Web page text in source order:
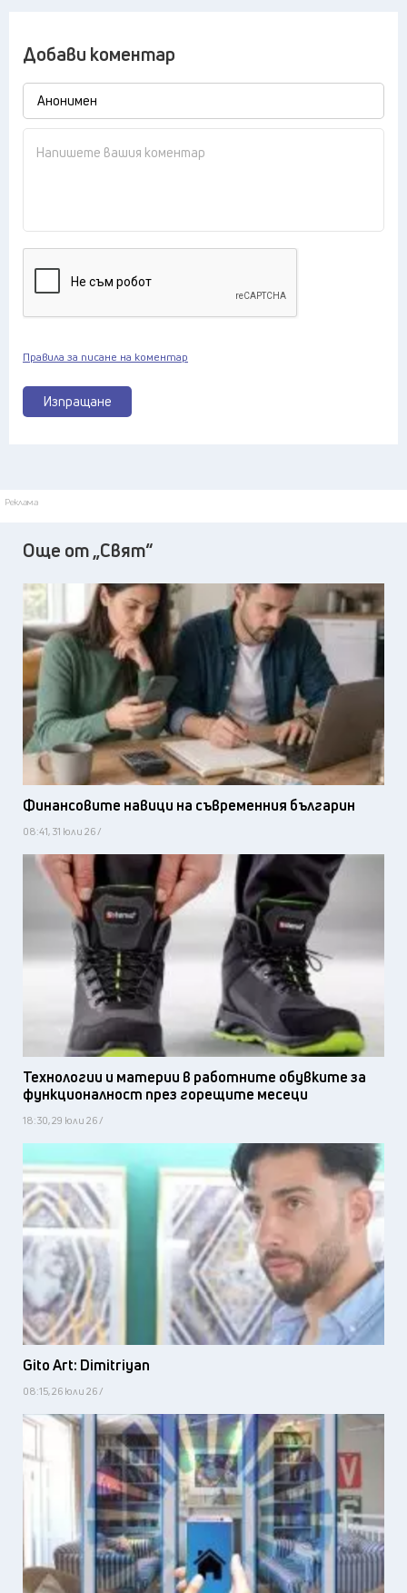
Добави коментар
Изпращане
Правила за писане на коментар
Реклама
Още от „Свят“
Финансовите навици на съвременния българин
08:41, 31 юли 26 /
Технологии и материи в работните обувките за
функционалност през горещите месеци
18:30, 29 юли 26 /
Gito Art: Dimitriyan
08:15, 26 юли 26 /